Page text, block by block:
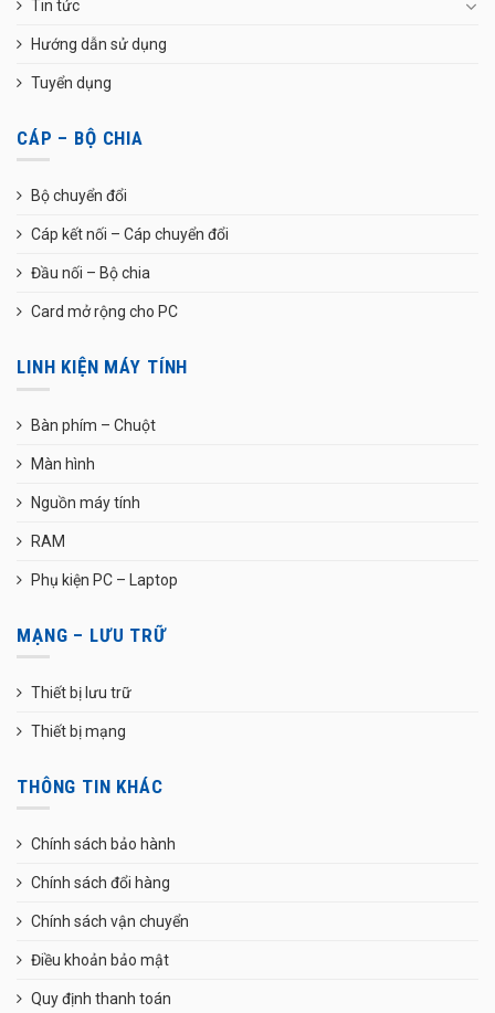
Tin tức
Hướng dẫn sử dụng
Tuyển dụng
CÁP – BỘ CHIA
Bộ chuyển đổi
Cáp kết nối – Cáp chuyển đổi
Đầu nối – Bộ chia
Card mở rộng cho PC
LINH KIỆN MÁY TÍNH
Bàn phím – Chuột
Màn hình
Nguồn máy tính
RAM
Phụ kiện PC – Laptop
MẠNG – LƯU TRỮ
Thiết bị lưu trữ
Thiết bị mạng
THÔNG TIN KHÁC
Chính sách bảo hành
Chính sách đổi hàng
Chính sách vận chuyển
Điều khoản bảo mật
Quy định thanh toán